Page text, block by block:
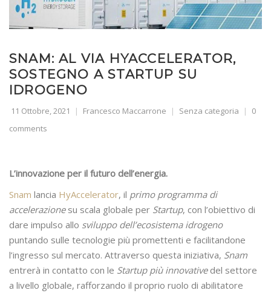
SNAM: AL VIA HYACCELERATOR,
SOSTEGNO A STARTUP SU
IDROGENO
11 Ottobre, 2021 Francesco Maccarrone Senza categoria
0
comments
L’innovazione per il futuro dell’energia.
Snam lancia HyAccelerator, il primo programma di
accelerazionesu scala globale per Startup, con l’obiettivo di
dare impulso allo sviluppo dell’ecosistema idrogeno
puntando sulle tecnologie più promettenti e facilitandone
l’ingresso sul mercato. Attraverso questa iniziativa, Snam
entrerà in contatto con le Startup più innovative del settore
a livello globale, rafforzando il proprio ruolo di abilitatore